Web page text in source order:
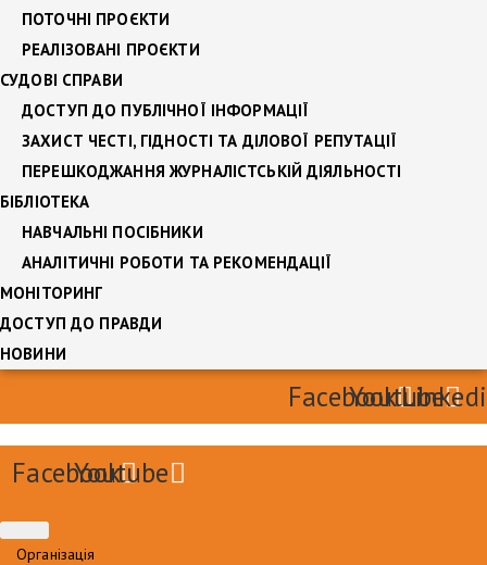
ПОТОЧНІ ПРОЄКТИ
РЕАЛІЗОВАНІ ПРОЄКТИ
СУДОВІ СПРАВИ
ДОСТУП ДО ПУБЛІЧНОЇ ІНФОРМАЦІЇ
ЗАХИСТ ЧЕСТІ, ГІДНОСТІ ТА ДІЛОВОЇ РЕПУТАЦІЇ
ПЕРЕШКОДЖАННЯ ЖУРНАЛІСТСЬКІЙ ДІЯЛЬНОСТІ
БІБЛІОТЕКА
НАВЧАЛЬНІ ПОСІБНИКИ
АНАЛІТИЧНІ РОБОТИ ТА РЕКОМЕНДАЦІЇ
МОНІТОРИНГ
ДОСТУП ДО ПРАВДИ
НОВИНИ
FacebookYoutube
FacebookYoutube
Організація